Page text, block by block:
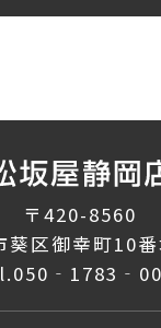
〒420-8560
葵区御幸町10